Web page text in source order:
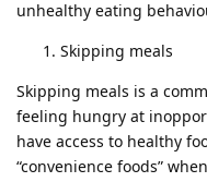
unhealthy eating
Skipping meals
Skipping meals is a
feeling hungry at
have access to healthy
“convenience foods”